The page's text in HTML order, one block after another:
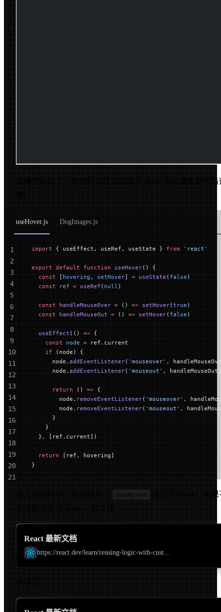
详细代码如下，你也可以在上述演示 demo 中切换查看代码
useHover.js DogImages.js
import { useEffect, useRef, useState } from 'react'
export default function useHover() {
  const
[ hovering , setHover] = useState ( false )
  const
ref = useRef ( null )
  const
handleMouseOver = () => setHover(true )
  const
handleMouseOut = () => setHover( false )
  useEffect
(() => {
    const
node = ref.current
    if
(node) {
      node.
addEventListener( 'mouseover' ,
      node.
addEventListener( 'mouseout' , handleMouseOut)
      return
() => {
        node.
removeEventListener( 'mouseover' ,
        node.
removeEventListener( 'mouseout' ,
      }
    }
  }, [ref.current])
  return
[ref, hovering]
}
1
2
3
4
5
6
7
8
9
10
11
12
13
14
15
16
17
18
19
20
21
在上述代码中，我们使用了 useHover
自定义 Hook，如果
太清楚自定义 Hook，可以在
React 最新文档
https://react.dev/learn/reusing-logic-with-custom-hooks